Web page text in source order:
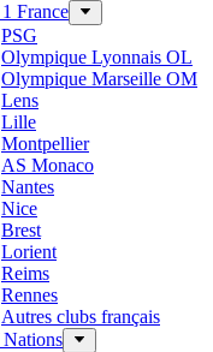
France
PSG
Olympique Lyonnais OL
Olympique Marseille OM
Lens
Lille
Montpellier
AS Monaco
Nantes
Nice
Brest
Lorient
Reims
Rennes
Autres clubs français
Nations